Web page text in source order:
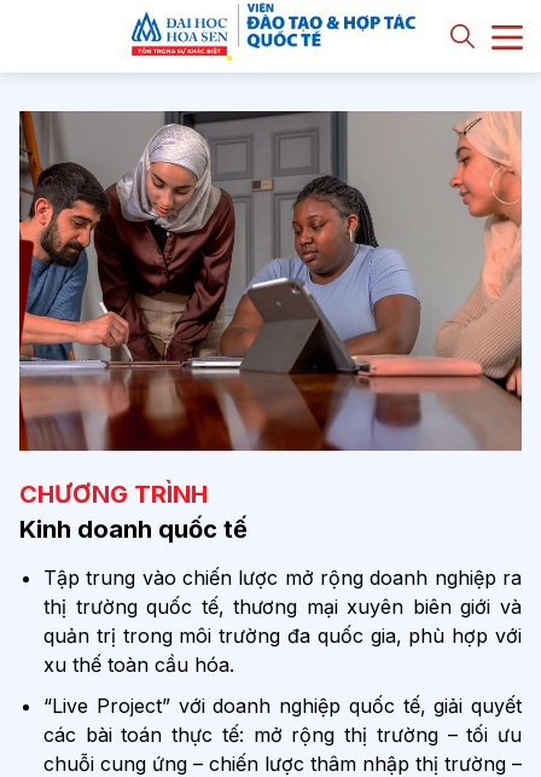
CHƯƠNG TRÌNH
Kinh doanh quốc tế
Tập trung vào chiến lược mở rộng doanh nghiệp ra
thị trường quốc tế, thương mại xuyên biên giới và
quản trị trong môi trường đa quốc gia, phù hợp với
xu thế toàn cầu hóa.
“Live Project” với doanh nghiệp quốc tế, giải quyết
các bài toán thực tế: mở rộng thị trường – tối ưu
chuỗi cung ứng – chiến lược thâm nhập thị trường –